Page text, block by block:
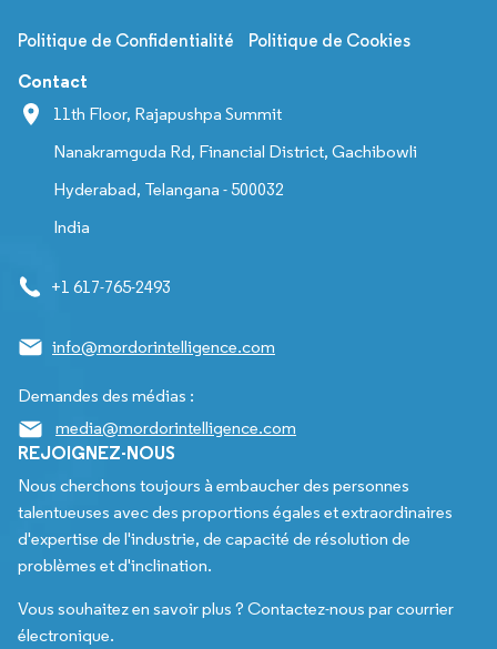
Politique de Confidentialité Politique de Cookies
Contact
11th Floor, Rajapushpa Summit
Nanakramguda Rd, Financial District, Gachibowli
Hyderabad, Telangana - 500032
India
+1 617-765-2493
info@mordorintelligence.com
Demandes des médias :
media@mordorintelligence.com
REJOIGNEZ-NOUS
Nous cherchons toujours à embaucher des personnes
talentueuses avec des proportions égales et extraordinaires
d'expertise de l'industrie, de capacité de résolution de
problèmes et d'inclination.
Vous souhaitez en savoir plus ? Contactez-nous par courrier
électronique.